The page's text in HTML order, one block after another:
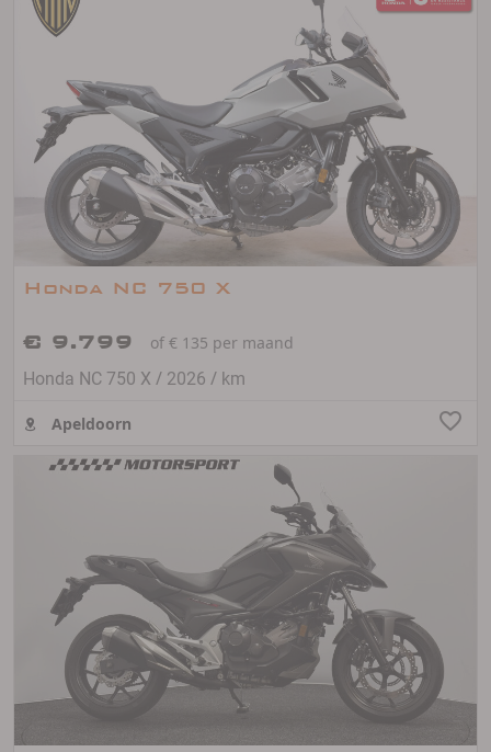
Honda NC 750 X
€ 9.799
of € 135 per maand
Honda NC 750 X / 2026 / km
Apeldoorn